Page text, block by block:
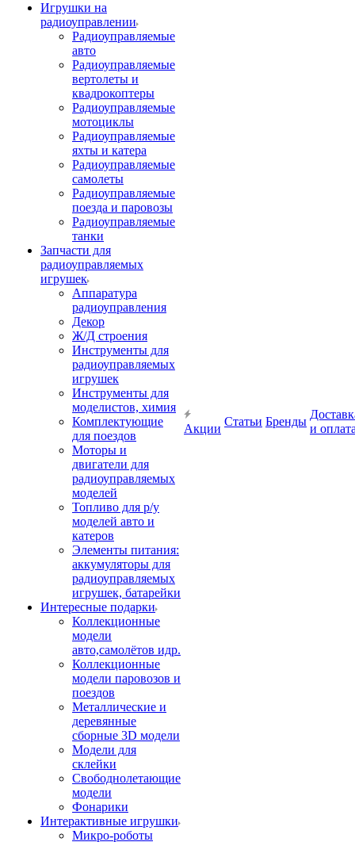
Игрушки на
радиоуправлении
Радиоуправляемые
авто
Радиоуправляемые
вертолеты и
квадрокоптеры
Радиоуправляемые
мотоциклы
Радиоуправляемые
яхты и катера
Радиоуправляемые
самолеты
Радиоуправляемые
поезда и паровозы
Радиоуправляемые
танки
Запчасти для
радиоуправляемых
игрушек
Аппаратура
радиоуправления
Декор
Ж/Д строения
Инструменты для
радиоуправляемых
игрушек
Инструменты для
моделистов, химия
Комплектующие
для поездов
Моторы и
двигатели для
радиоуправляемых
моделей
Топливо для р/у
моделей авто и
катеров
Элементы питания:
аккумуляторы для
радиоуправляемых
игрушек, батарейки
Интересные подарки
Коллекционные
модели
авто,самолётов идр.
Коллекционные
модели паровозов и
поездов
Металлические и
деревянные
сборные 3D модели
Модели для
склейки
Свободнолетающие
модели
Фонарики
Интерактивные игрушки
Микро-роботы
Акции
Статьи Бренды
и